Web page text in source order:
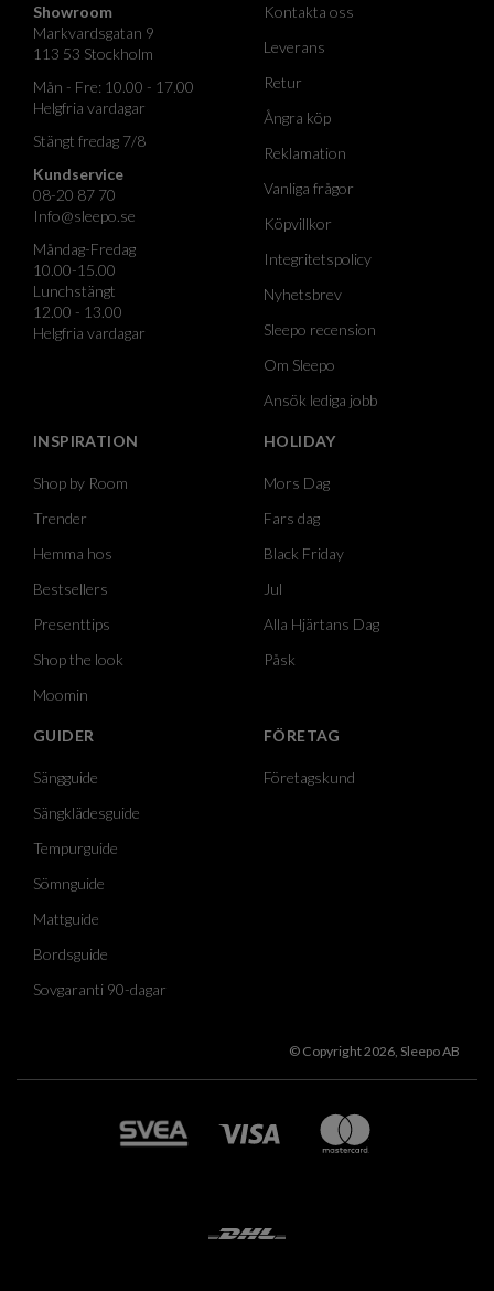
Showroom
Markvardsgatan 9
113 53 Stockholm
Mån - Fre: 10.00 - 17.00
Helgfria vardagar
Stängt fredag 7/8
Kundservice
08-20 87 70
Info@sleepo.se
Måndag-Fredag
10.00-15.00
Lunchstängt
12.00 - 13.00
Helgfria vardagar
Kontakta oss
Leverans
Retur
Ångra köp
Reklamation
Vanliga frågor
Köpvillkor
Integritetspolicy
Nyhetsbrev
Sleepo recension
Om Sleepo
Ansök lediga jobb
INSPIRATION
Shop by Room
Trender
Hemma hos
Bestsellers
Presenttips
Shop the look
Moomin
HOLIDAY
Mors Dag
Fars dag
Black Friday
Jul
Alla Hjärtans Dag
Påsk
GUIDER
Sängguide
Sängklädesguide
Tempurguide
Sömnguide
Mattguide
Bordsguide
Sovgaranti 90-dagar
FÖRETAG
Företagskund
© Copyright 2026, Sleepo AB